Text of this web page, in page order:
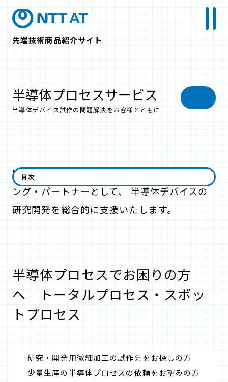
先端技術商品紹介サイト
半導体プロセスサービス
半導体デバイス試作の問題解決をお客様とともに
NTT-ATは半導体プロセス開発のアウトソーシ
ング・パートナーとして、 半導体デバイスの
研究開発を総合的に支援いたします。
半導体プロセスでお困りの方
へ トータルプロセス・スポッ
トプロセス
研究・開発用微細加工の試作先をお探しの方
少量生産の半導体プロセスの依頼をお望みの方
目次